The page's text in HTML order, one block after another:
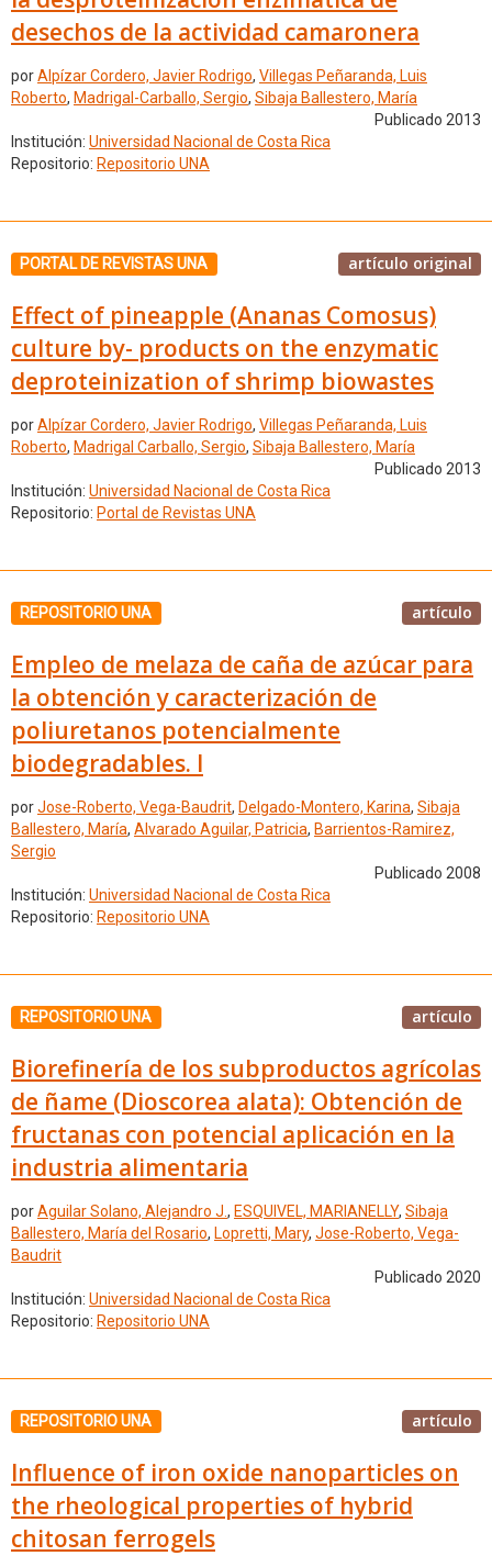
desechos de la actividad camaronera
porAlpízar Cordero, Javier Rodrigo, Villegas Peñaranda, Luis
Roberto, Madrigal-Carballo, Sergio, Sibaja Ballestero, María
Publicado 2013
Institución: Universidad Nacional de Costa Rica
Repositorio: Repositorio UNA
PORTAL DE REVISTAS UNA artículo original
Effect of pineapple (Ananas Comosus)
culture by- products on the enzymatic
deproteinization of shrimp biowastes
porAlpízar Cordero, Javier Rodrigo, Villegas Peñaranda, Luis
Roberto, Madrigal Carballo, Sergio, Sibaja Ballestero, María
Publicado 2013
Institución: Universidad Nacional de Costa Rica
Repositorio: Portal de Revistas UNA
REPOSITORIO UNA artículo
Empleo de melaza de caña de azúcar para
la obtención y caracterización de
poliuretanos potencialmente
biodegradables. I
porJose-Roberto, Vega-Baudrit, Delgado-Montero, Karina, Sibaja
Ballestero, María, Alvarado Aguilar, Patricia, Barrientos-Ramirez,
Sergio
Publicado 2008
Institución: Universidad Nacional de Costa Rica
Repositorio: Repositorio UNA
REPOSITORIO UNA artículo
Biorefinería de los subproductos agrícolas
de ñame (Dioscorea alata): Obtención de
fructanas con potencial aplicación en la
industria alimentaria
porAguilar Solano, Alejandro J., ESQUIVEL, MARIANELLY, Sibaja
Ballestero, María del Rosario, Lopretti, Mary, Jose-Roberto, Vega-
Baudrit
Publicado 2020
Institución: Universidad Nacional de Costa Rica
Repositorio: Repositorio UNA
REPOSITORIO UNA artículo
Influence of iron oxide nanoparticles on
the rheological properties of hybrid
chitosan ferrogels